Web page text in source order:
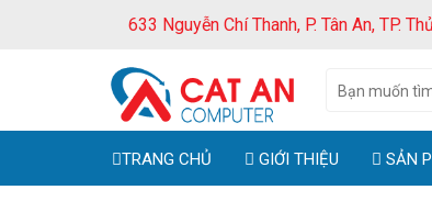
633 Nguyễn Chí Thanh, P. Tân An, TP.
TRANG CHỦ GIỚI THIỆU SẢN